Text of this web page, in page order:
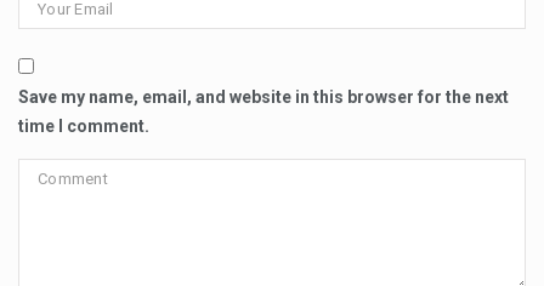
Save my name, email, and website in this browser for the next
time I comment.